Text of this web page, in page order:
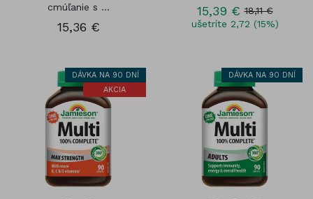
cmúľanie s ...
15,36 €
15,39 € 18,11 €
ušetríte 2,72 (15%)
DÁVKA NA 90 DNÍ
AKCIA
DÁVKA NA 90 DNÍ